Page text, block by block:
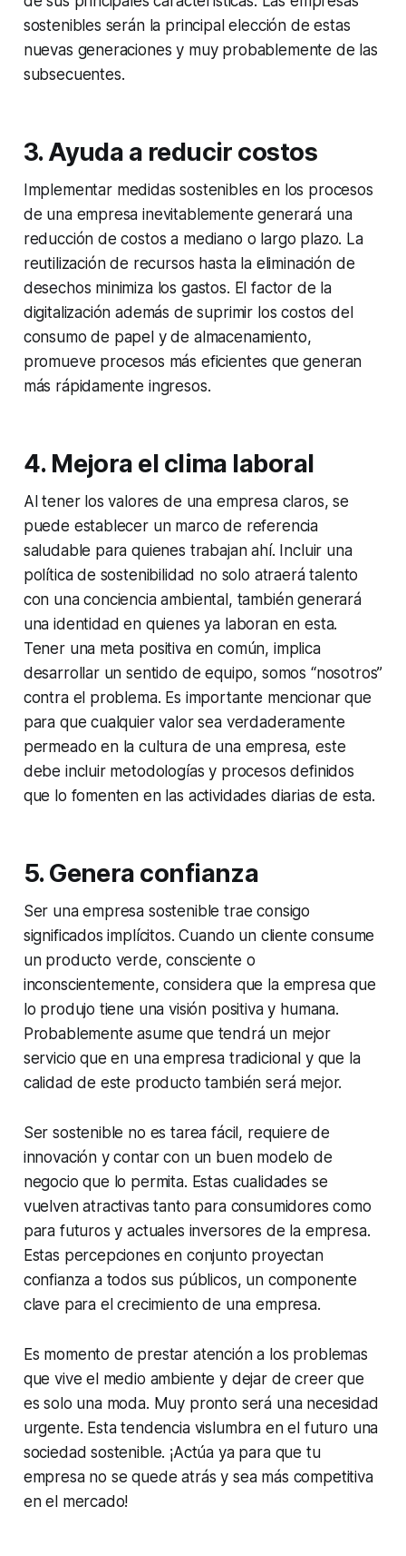
sostenibles serán la principal elección de estas
nuevas generaciones y muy probablemente de las
subsecuentes.
3.Ayuda a reducir costos
Implementar medidas sostenibles en los procesos
de una empresa inevitablemente generará una
reducción de costos a mediano o largo plazo. La
reutilización de recursos hasta la eliminación de
desechos minimiza los gastos. El factor de la
digitalización además de suprimir los costos del
consumo de papel y de almacenamiento,
promueve procesos más eficientes que generan
más rápidamente ingresos.
4. Mejora el clima laboral
Al tener los valores de una empresa claros, se
puede establecer un marco de referencia
saludable para quienes trabajan ahí. Incluir una
política de sostenibilidad no solo atraerá talento
con una conciencia ambiental, también generará
una identidad en quienes ya laboran en esta.
Tener una meta positiva en común, implica
desarrollar un sentido de equipo, somos “nosotros”
contra el problema. Es importante mencionar que
para que cualquier valor sea verdaderamente
permeado en la cultura de una empresa, este
debe incluir metodologías y procesos definidos
que lo fomenten en las actividades diarias de esta.
5.Genera confianza
Ser una empresa sostenible trae consigo
significados implícitos. Cuando un cliente consume
un producto verde, consciente o
inconscientemente, considera que la empresa que
lo produjo tiene una visión positiva y humana.
Probablemente asume que tendrá un mejor
servicio que en una empresa tradicional y que la
calidad de este producto también será mejor.
Ser sostenible no es tarea fácil, requiere de
innovación y contar con un buen modelo de
negocio que lo permita. Estas cualidades se
vuelven atractivas tanto para consumidores como
para futuros y actuales inversores de la empresa.
Estas percepciones en conjunto proyectan
confianza a todos sus públicos, un componente
clave para el crecimiento de una empresa.
Es momento de prestar atención a los problemas
que vive el medio ambiente y dejar de creer que
es solo una moda. Muy pronto será una necesidad
urgente. Esta tendencia vislumbra en el futuro una
sociedad sostenible. ¡Actúa ya para que tu
empresa no se quede atrás y sea más competitiva
en el mercado!